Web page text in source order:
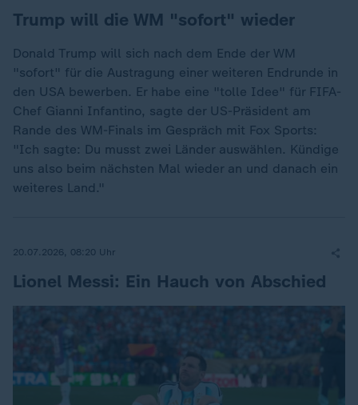
Trump will die WM "sofort" wieder
Donald Trump will sich nach dem Ende der WM
"sofort" für die Austragung einer weiteren Endrunde in
den USA bewerben. Er habe eine "tolle Idee" für FIFA-
Chef Gianni Infantino, sagte der US-Präsident am
Rande des WM-Finals im Gespräch mit Fox Sports:
"Ich sagte: Du musst zwei Länder auswählen. Kündige
uns also beim nächsten Mal wieder an und danach ein
weiteres Land."
20.07.2026, 08:20 Uhr
Lionel Messi: Ein Hauch von Abschied